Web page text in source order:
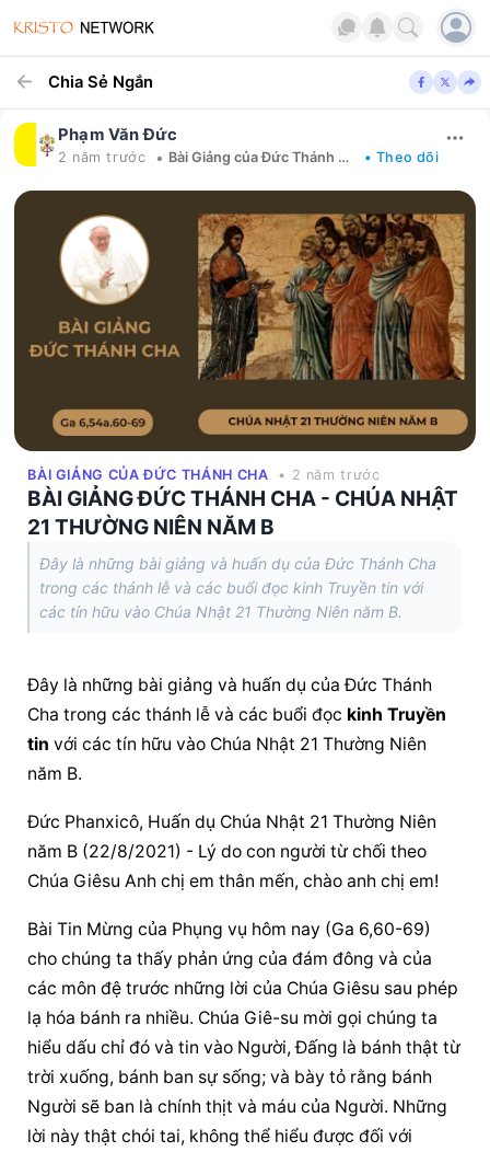
Chia Sẻ Ngắn
Phạm Văn Đức
2 năm trước • Bài Giảng của Đức Thánh Cha • Theo dõi
BÀI GIẢNG CỦA ĐỨC THÁNH CHA • 2 năm trước
BÀI GIẢNG ĐỨC THÁNH CHA - CHÚA NHẬT
21 THƯỜNG NIÊN NĂM B
Đây là những bài giảng và huấn dụ của Đức Thánh Cha
trong các thánh lễ và các buổi đọc kinh Truyền tin với
các tín hữu vào Chúa Nhật 21 Thường Niên năm B.
Đây là những bài giảng và huấn dụ của Đức Thánh
Cha trong các thánh lễ và các buổi đọc kinh Truyền
tin với các tín hữu vào Chúa Nhật 21 Thường Niên
năm B.
Đức Phanxicô, Huấn dụ Chúa Nhật 21 Thường Niên
năm B (22/8/2021) - Lý do con người từ chối theo
Chúa Giêsu Anh chị em thân mến, chào anh chị em!
Bài Tin Mừng của Phụng vụ hôm nay (Ga 6,60-69)
cho chúng ta thấy phản ứng của đám đông và của
các môn đệ trước những lời của Chúa Giêsu sau phép
lạ hóa bánh ra nhiều. Chúa Giê-su mời gọi chúng ta
hiểu dấu chỉ đó và tin vào Người, Đấng là bánh thật từ
trời xuống, bánh ban sự sống; và bày tỏ rằng bánh
Người sẽ ban là chính thịt và máu của Người. Những
lời này thật chói tai, không thể hiểu được đối với